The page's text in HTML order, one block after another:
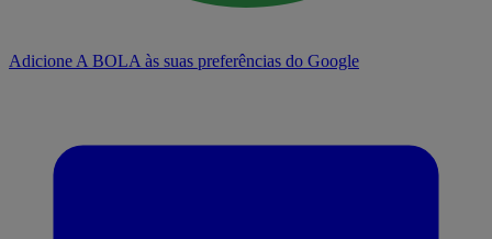
Adicione A BOLA às suas preferências do Google